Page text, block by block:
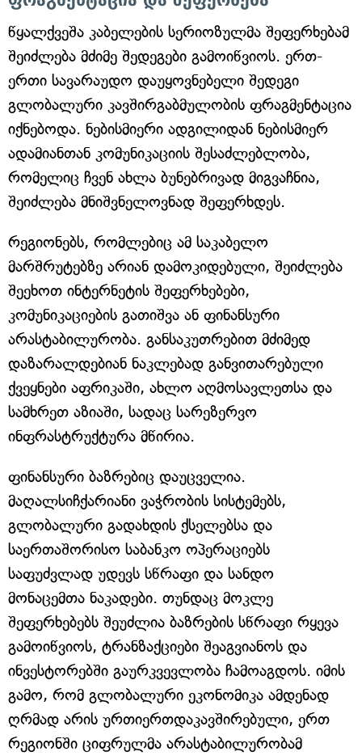
წყალქვეშა კაბელების სერიოზულმა შეფერხებამ
შეიძლება მძიმე შედეგები გამოიწვიოს. ერთ-
ერთი სავარაუდო დაუყოვნებელი შედეგი
გლობალური კავშირგაბმულობის ფრაგმენტაცია
იქნებოდა. ნებისმიერი ადგილიდან ნებისმიერ
ადამიანთან კომუნიკაციის შესაძლებლობა,
რომელიც ჩვენ ახლა ბუნებრივად მიგვაჩნია,
შეიძლება მნიშვნელოვნად შეფერხდეს.
რეგიონებს, რომლებიც ამ საკაბელო
მარშრუტებზე არიან დამოკიდებული, შეიძლება
შეეხოთ ინტერნეტის შეფერხებები,
კომუნიკაციების გათიშვა ან ფინანსური
არასტაბილურობა. განსაკუთრებით მძიმედ
დაზარალდებიან ნაკლებად განვითარებული
ქვეყნები აფრიკაში, ახლო აღმოსავლეთსა და
სამხრეთ აზიაში, სადაც სარეზერვო
ინფრასტრუქტურა მწირია.
ფინანსური ბაზრებიც დაუცველია.
მაღალსიჩქარიანი ვაჭრობის სისტემებს,
გლობალური გადახდის ქსელებსა და
საერთაშორისო საბანკო ოპერაციებს
საფუძვლად უდევს სწრაფი და სანდო
მონაცემთა ნაკადები. თუნდაც მოკლე
შეფერხებებს შეუძლია ბაზრების სწრაფი რყევა
გამოიწვიოს, ტრანზაქციები შეაგვიანოს და
ინვესტორებში გაურკვევლობა ჩამოაგდოს. იმის
გამო, რომ გლობალური ეკონომიკა ამდენად
ღრმად არის ურთიერთდაკავშირებული, ერთ
რეგიონში ციფრულმა არასტაბილურობამ